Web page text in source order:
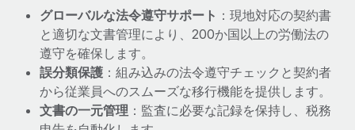
法人設立
法令順守した法人をスピーディに設立
移住・転勤
従業員の異動をスムーズに
福利厚生
AIのパイオニアであるWeaviateは、Remoteを使
い、どのようにしてワークフォースを120%に増やした
のか
Weaviateの概要...
詳細を見る
契約社員管理
税務
ブログを読む
グローバルな法令遵守サポート ：現地対応の契約書
と適切な文書管理により、200か国以上の労働法の
遵守を確保します。
誤分類保護 ：組み込みの法令遵守チェックと契約者
から従業員へのスムーズな移行機能を提供します。
文書の一元管理 ：監査に必要な記録を保持し、税務